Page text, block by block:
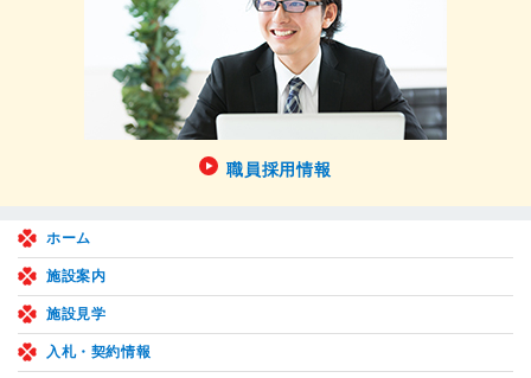
職員採用情報
ホーム
施設案内
施設見学
入札・契約情報